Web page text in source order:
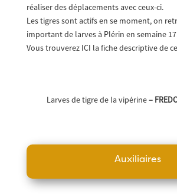
réaliser des déplacements avec ceux-ci.
Les tigres sont actifs en se moment, on
important de larves à Plérin en semaine
Vous trouverez ICI la fiche descriptive de
Larves de tigre de la vipérine–
Auxiliaires